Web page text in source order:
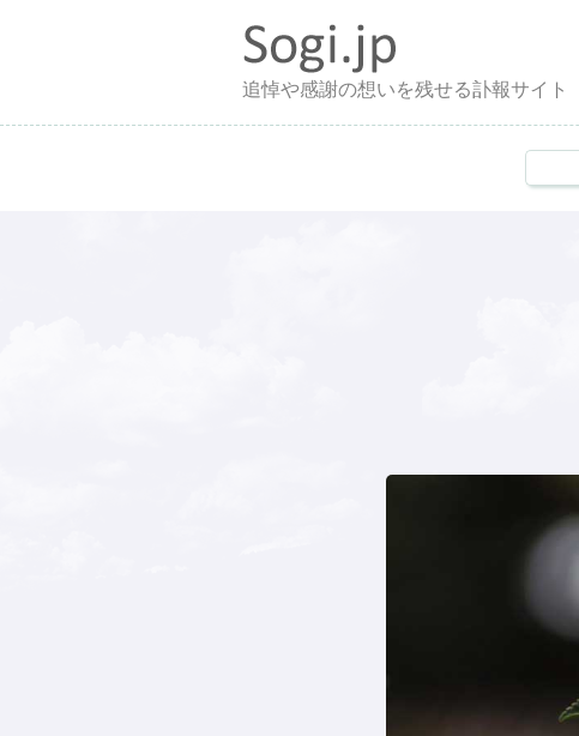
追悼や感謝の想いを残せる訃報サイト